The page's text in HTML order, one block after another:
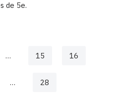
de 5e.
… 15 16
… 28